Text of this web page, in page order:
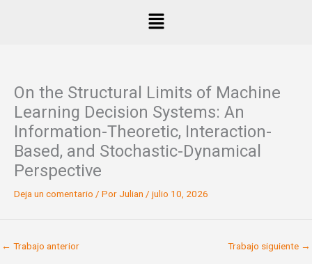
Menú
On the Structural Limits of Machine
Learning Decision Systems: An
Information-Theoretic, Interaction-
Based, and Stochastic-Dynamical
Perspective
Deja un comentario / Por Julian / julio 10, 2026
← Trabajo anterior Trabajo siguiente →